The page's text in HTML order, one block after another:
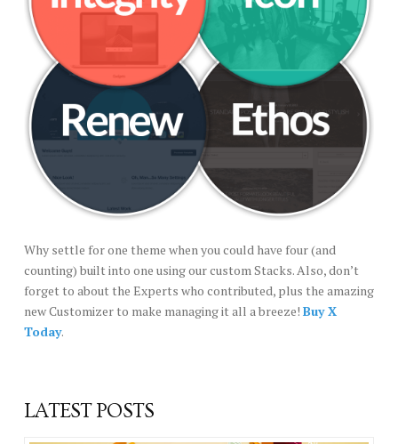
Why settle for one theme when you could have four (and
counting) built into one using our custom Stacks. Also, don’t
forget to about the Experts who contributed, plus the amazing
new Customizer to make managing it all a breeze! Buy X
Today.
LATEST POSTS